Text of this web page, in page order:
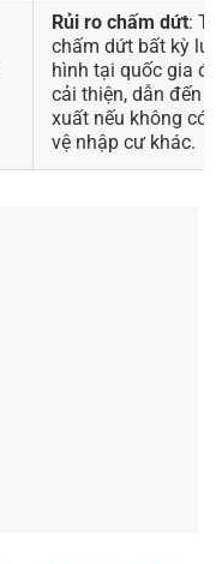
Rủi ro chấm dứt:
chấm dứt bất kỳ
hình tại quốc gia
cải thiện, dẫn đến
xuất nếu không có
vệ nhập cư khác.